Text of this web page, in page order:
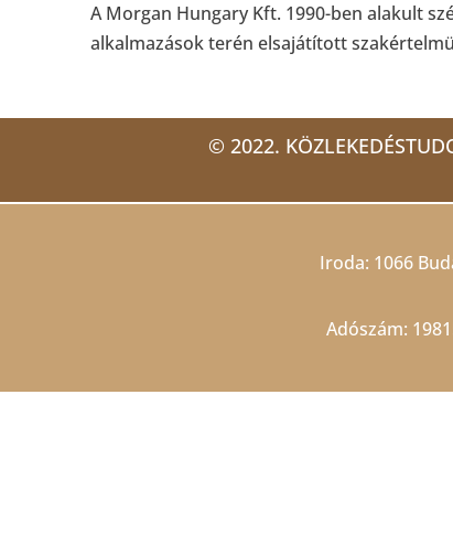
A Morgan Hungary Kft. 1990-ben alakult
alkalmazások terén elsajátított
© 2022.
Iroda: 1066
Adószám: